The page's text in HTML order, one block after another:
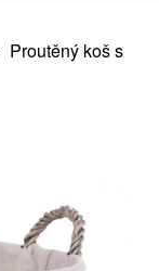
Proutěný koš s